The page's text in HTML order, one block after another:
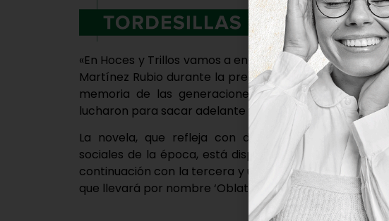
«En Hoces y Trillos vamos a encontrar la historia de
Martínez Rubio durante la presentación, destacando
memoria de las generaciones de vecinos que
lucharon para sacar adelante a sus familias.
La novela, que refleja con detalle todos los
sociales de la época, está disponible para los
continuación con la tercera y última entrega, que
que llevará por nombre ‘Oblatus’.